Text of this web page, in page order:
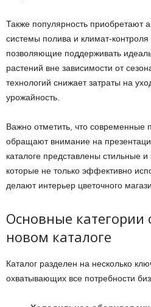
Также популярность приобретают
системы полива и климат-контроля
позволяющие поддерживать
растений вне зависимости от
технологий снижает затраты на
урожайность.
Важно отметить, что современные
обращают внимание на
каталоге представлены стильные
которые не только эффективно
делают интерьер цветочного
Основные категории
новом каталоге
Каталог разделен на несколько
охватывающих все потребности